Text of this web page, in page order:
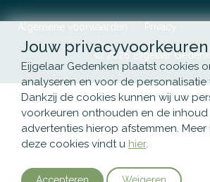
Algemene voorwaarden Privacy
© 2026 Eijgelaar
Jouw privacyvoorkeuren
Eijgelaar Gedenken plaatst cookies
analyseren en voor de personalisatie
Dankzij de cookies kunnen wij uw
voorkeuren onthouden en de inhoud
advertenties hierop afstemmen.
deze cookies vindt u hier.